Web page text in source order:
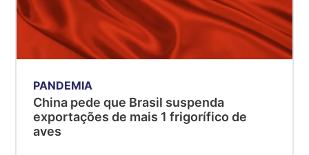
PANDEMIA
China pede que Brasil suspenda
exportações de mais 1 frigorífico de
aves